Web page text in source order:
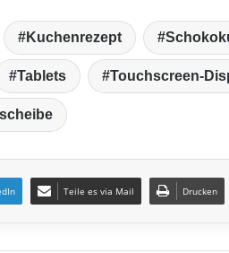
Kuchenrezept
Tablets Touchscreen-
Teile es via Mail Drucken